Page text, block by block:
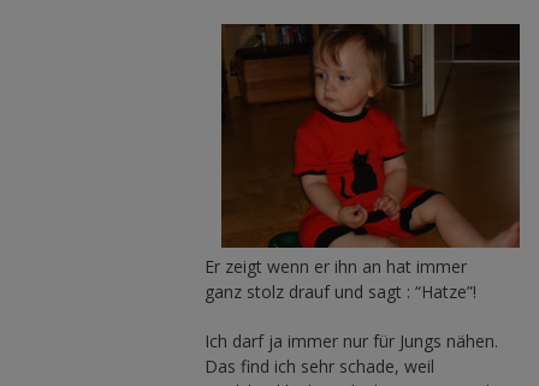
Er zeigt wenn er ihn an hat immer
ganz stolz drauf und sagt : “Hatze”!
Ich darf ja immer nur für Jungs nähen.
Das find ich sehr schade, weil